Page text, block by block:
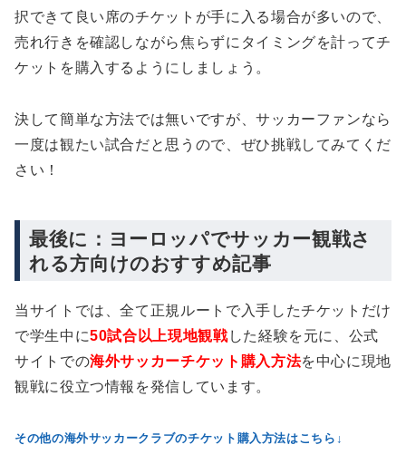
択できて良い席のチケットが手に入る場合が多いので、
売れ行きを確認しながら焦らずにタイミングを計ってチ
ケットを購入するようにしましょう。
決して簡単な方法では無いですが、サッカーファンなら
一度は観たい試合だと思うので、ぜひ挑戦してみてくだ
さい！
最後に：ヨーロッパでサッカー観戦さ
れる方向けのおすすめ記事
当サイトでは、全て正規ルートで入手したチケットだけ
で学生中に50試合以上現地観戦した経験を元に、公式
サイトでの海外サッカーチケット購入方法を中心に現地
観戦に役立つ情報を発信しています。
その他の海外サッカークラブのチケット購入方法はこちら↓